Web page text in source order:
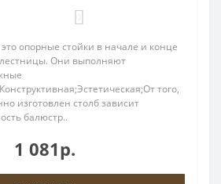
опорные стойки в начале и конце
Они выполняют
того,
изготовлен столб зависит
балюстр..
1 081р.